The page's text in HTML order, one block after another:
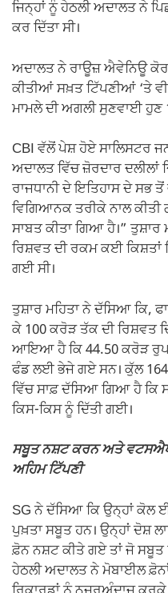
ਜਿਨ੍ਹਾਂ ਨੂੰ ਹੇਠਲੀ ਅਦਾਲਤ ਨੇ
ਕਰ ਦਿੱਤਾ ਸੀ।
ਅਦਾਲਤ ਨੇ ਰਾਊਜ਼ ਐਵੇਨਿਊ
ਕੀਤੀਆਂ ਸਖ਼ਤ ਟਿੱਪਣੀਆਂ ‘ਤੇ
ਮਾਮਲੇ ਦੀ ਅਗਲੀ ਸੁਣਵਾਈ ਹੁਣ
CBI ਵੱਲੋਂ ਪੇਸ਼ ਹੋਏ ਸਾਲਿਸਟਰ
ਅਦਾਲਤ ਵਿੱਚ ਜ਼ੋਰਦਾਰ ਦਲੀਲਾਂ
ਰਾਜਧਾਨੀ ਦੇ ਇਤਿਹਾਸ ਦੇ ਸਭ
ਵਿਗਿਆਨਕ ਤਰੀਕੇ ਨਾਲ
ਸਾਬਤ ਕੀਤਾ ਗਿਆ ਹੈ।”
ਰਿਸ਼ਵਤ ਦੀ ਰਕਮ ਕਈ ਕਿਸ਼ਤਾਂ
ਗਈ ਸੀ।
ਤੁਸ਼ਾਰ ਮਹਿਤਾ ਨੇ ਦੱਸਿਆ ਕਿ,
ਕੇ 100 ਕਰੋੜ ਤੱਕ ਦੀ ਰਿਸ਼ਵਤ
ਆਇਆ ਹੈ ਕਿ 44.50 ਕਰੋੜ
ਫੰਡ ਲਈ ਭੇਜੇ ਗਏ ਸਨ। ਕੁੱਲ
ਵਿੱਚ ਸਾਫ਼ ਦੱਸਿਆ ਗਿਆ ਹੈ ਕਿ
ਕਿਸ-ਕਿਸ ਨੂੰ ਦਿੱਤੀ ਗਈ।
ਸਬੂਤ ਨਸ਼ਟ ਕਰਨ ਅਤੇ
ਅਹਿਮ ਟਿੱਪਣੀ
SG ਨੇ ਦੱਸਿਆ ਕਿ ਉਨ੍ਹਾਂ
ਪੁਖ਼ਤਾ ਸਬੂਤ ਹਨ। ਉਨ੍ਹਾਂ ਦੋਸ਼
ਫ਼ੋਨ ਨਸ਼ਟ ਕੀਤੇ ਗਏ ਤਾਂ ਜੋ ਸਬੂਤ
ਹੇਠਲੀ ਅਦਾਲਤ ਨੇ ਮੋਬਾਈਲ